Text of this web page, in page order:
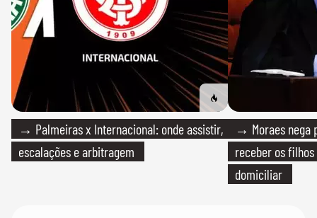
→ Palmeiras x Internacional: onde assistir,
escalações e arbitragem
→ Moraes nega
receber os filhos
domiciliar